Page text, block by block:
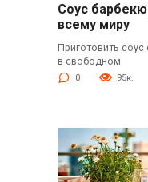
Соус барбекю
всему миру
Приготовить соус
в свободном
0 95к.